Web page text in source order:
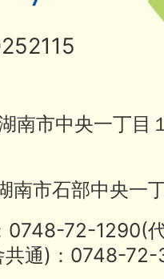
南市中央一丁目
市石部中央一
0748-72-
共通)：0748-